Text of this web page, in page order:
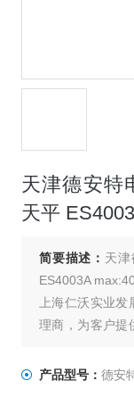
天津德安特
天平
简要描述： 天
ES4003A
上海仁沃实业发
理商，为客户提
及维修；上海，
产品型号： 德安